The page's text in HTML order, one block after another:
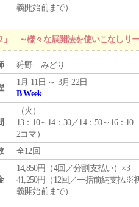
義開始前まで）
」 ～様々な展開法を使いこなしリ
狩野 みどり
1月 11日 ～ 3月 22日
B Week
（火 ）
13：10～14：30／14：50～16：10
2コマ）
全12回
14,850円（4回／分割支払い）×3
41,250円（12回／一括前納支払※
義開始前まで）